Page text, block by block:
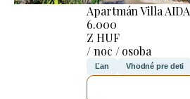
Apartmán Villa AIDA
6.000
Z HUF
/ noc / osoba
Ľan Vhodné pre deti